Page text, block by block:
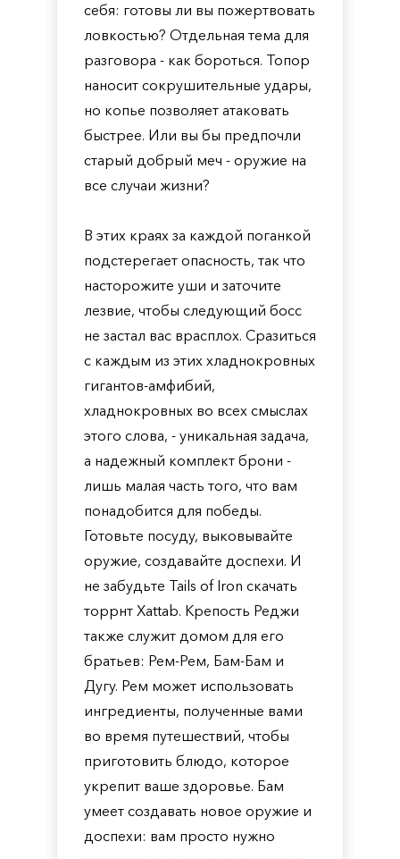
себя: готовы ли вы пожертвовать
ловкостью? Отдельная тема для
разговора - как бороться. Топор
наносит сокрушительные удары,
но копье позволяет атаковать
быстрее. Или вы бы предпочли
старый добрый меч - оружие на
все случаи жизни?
В этих краях за каждой поганкой
подстерегает опасность, так что
насторожите уши и заточите
лезвие, чтобы следующий босс
не застал вас врасплох. Сразиться
с каждым из этих хладнокровных
гигантов-амфибий,
хладнокровных во всех смыслах
этого слова, - уникальная задача,
а надежный комплект брони -
лишь малая часть того, что вам
понадобится для победы.
Готовьте посуду, выковывайте
оружие, создавайте доспехи. И
не забудьте Tails of Iron скачать
торрнт Xattab. Крепость Реджи
также служит домом для его
братьев: Рем-Рем, Бам-Бам и
Дугу. Рем может использовать
ингредиенты, полученные вами
во время путешествий, чтобы
приготовить блюдо, которое
укрепит ваше здоровье. Бам
умеет создавать новое оружие и
доспехи: вам просто нужно